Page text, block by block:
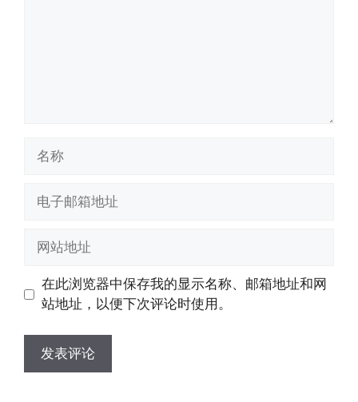
址
址
在此浏览器中保存我的显示名称、邮箱地址和网
站地址，以便下次评论时使用。